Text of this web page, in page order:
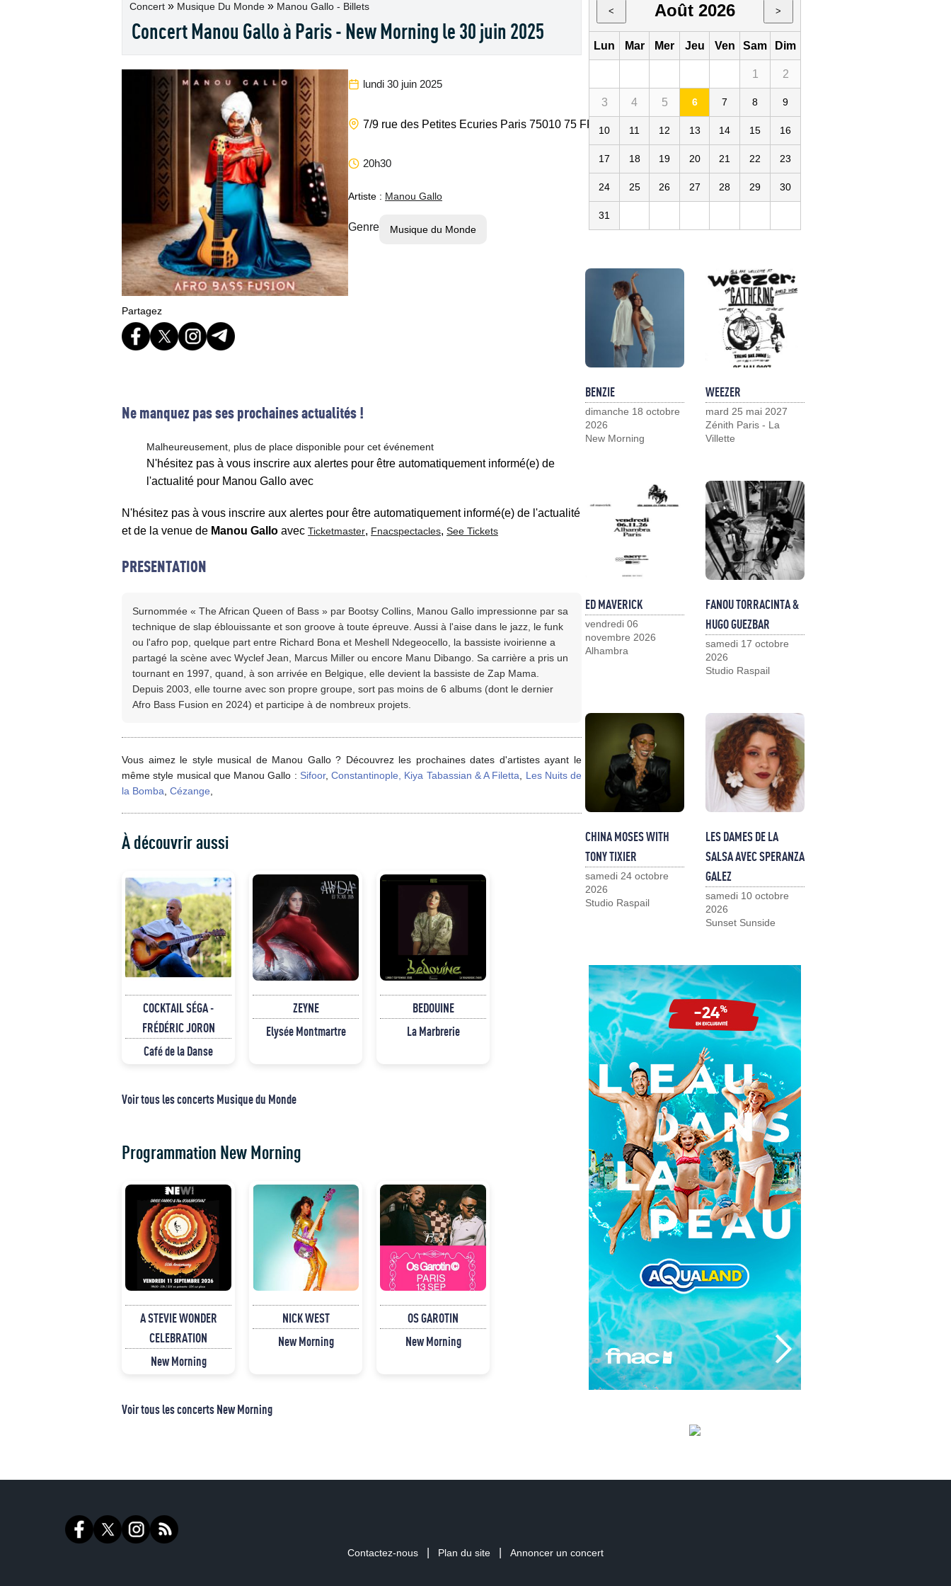
Concert » Musique Du Monde » Manou Gallo - Billets
Concert Manou Gallo à Paris - New Morning le 30 juin 2025
lundi 30 juin 2025
7/9 rue des Petites Ecuries Paris 75010 75 FR New Morning
20h30
Artiste : Manou Gallo
Genre Musique du Monde
Partagez
Ne manquez pas ses prochaines actualités !
Malheureusement, plus de place disponible pour cet événement
N'hésitez pas à vous inscrire aux alertes pour être automatiquement informé(e) de
l'actualité pour Manou Gallo avec
N'hésitez pas à vous inscrire aux alertes pour être automatiquement informé(e) de l'actualité
et de la venue de Manou Gallo avec Ticketmaster, Fnacspectacles, See Tickets
PRESENTATION
Surnommée « The African Queen of Bass » par Bootsy Collins, Manou Gallo impressionne par sa
technique de slap éblouissante et son groove à toute épreuve. Aussi à l'aise dans le jazz, le funk
ou l'afro pop, quelque part entre Richard Bona et Meshell Ndegeocello, la bassiste ivoirienne a
partagé la scène avec Wyclef Jean, Marcus Miller ou encore Manu Dibango. Sa carrière a pris un
tournant en 1997, quand, à son arrivée en Belgique, elle devient la bassiste de Zap Mama.
Depuis 2003, elle tourne avec son propre groupe, sort pas moins de 6 albums (dont le dernier
Afro Bass Fusion en 2024) et participe à de nombreux projets.
Vous aimez le style musical de Manou Gallo ? Découvrez les prochaines dates d'artistes ayant le
même style musical que Manou Gallo : Sifoor, Constantinople, Kiya Tabassian & A Filetta
Les Nuits de
la Bomba Cézange
À découvrir aussi
COCKTAIL SÉGA -
FRÉDÉRIC JORON
Café de la Danse
ZEYNE
Elysée Montmartre
BEDOUINE
La Marbrerie
Voir tous les concerts Musique du Monde
Programmation New Morning
A STEVIE WONDER
CELEBRATION
New Morning
NICK WEST
New Morning
OS GAROTIN
New Morning
Voir tous les concerts New Morning
< Août 2026 >
Lun Mar Mer Jeu Ven Sam Dim
1 2
3 4 5 6 7 8 9
10 11 12 13 14 15 16
17 18 19 20 21 22 23
24 25 26 27 28 29 30
31
BENZIE
dimanche 18 octobre
2026
New Morning
WEEZER
mard 25 mai 2027
Zénith Paris - La
Villette
ED MAVERICK
vendredi 06
novembre 2026
Alhambra
FANOU TORRACINTA &
HUGO GUEZBAR
samedi 17 octobre
2026
Studio Raspail
CHINA MOSES WITH
TONY TIXIER
samedi 24 octobre
2026
Studio Raspail
LES DAMES DE LA
SALSA AVEC SPERANZA
GALEZ
samedi 10 octobre
2026
Sunset Sunside
Contactez-nous Plan du site Annoncer un concert